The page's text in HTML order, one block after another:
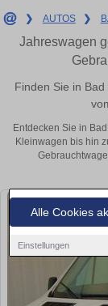
Alle Cookies
Einstellungen
❯ AUTOS ❯
Jahreswagen
Finden Sie in
Entdecken Sie in
Kleinwagen bis hin